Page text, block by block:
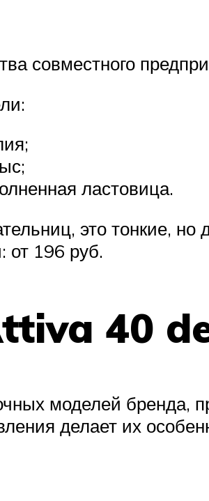
совместного
ластовица.
это тонкие, но
от 196 руб.
40
моделей бренда,
делает их